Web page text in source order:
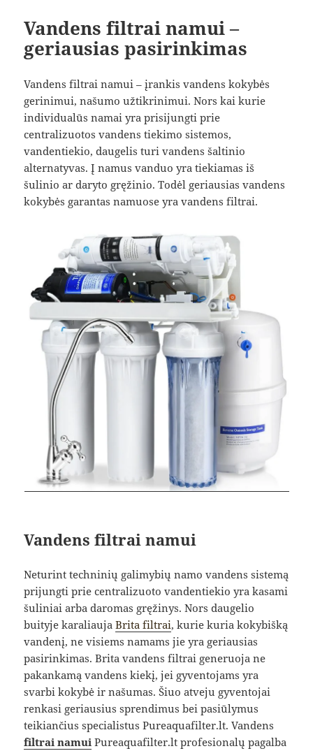
Vandens filtrai namui –
geriausias pasirinkimas
Vandens filtrai namui – įrankis vandens kokybės
gerinimui, našumo užtikrinimui. Nors kai kurie
individualūs namai yra prisijungti prie
centralizuotos vandens tiekimo sistemos,
vandentiekio, daugelis turi vandens šaltinio
alternatyvas. Į namus vanduo yra tiekiamas iš
šulinio ar daryto gręžinio. Todėl geriausias vandens
kokybės garantas namuose yra vandens filtrai.
Vandens filtrai namui
Neturint techninių galimybių namo vandens sistemą
prijungti prie centralizuoto vandentiekio yra kasami
šuliniai arba daromas gręžinys. Nors daugelio
buityje karaliaujaBrita filtrai, kurie kuria kokybišką
vandenį, ne visiems namams jie yra geriausias
pasirinkimas. Brita vandens filtrai generuoja ne
pakankamą vandens kiekį, jei gyventojams yra
svarbi kokybė ir našumas. Šiuo atveju gyventojai
renkasi geriausius sprendimus bei pasiūlymus
teikiančius specialistus Pureaquafilter.lt. Vandens
filtrai namui Pureaquafilter.lt profesionalų pagalba